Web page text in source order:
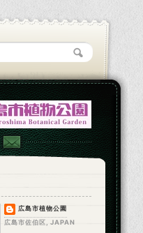
広島市植物公園
広島市佐伯区, JAPAN